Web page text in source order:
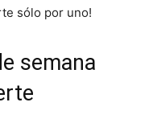
sólo por uno!
semana